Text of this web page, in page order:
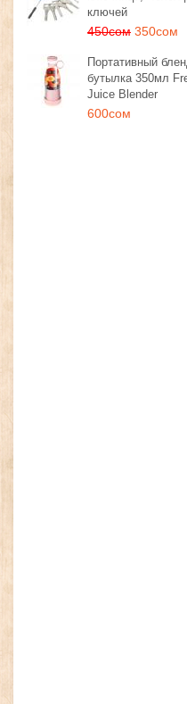
ключей
450сом 350сом
Портативный
бутылка 350мл
Juice Blender
600сом